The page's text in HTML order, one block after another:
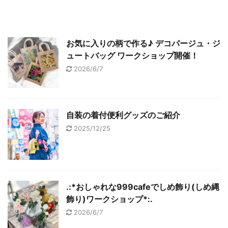
お気に入りの柄で作る♪ デコパージュ・ジ
ュートバッグ ワークショップ開催！
2026/6/7
自装の着付便利グッズのご紹介
2025/12/25
.:*おしゃれな999cafeでしめ飾り(しめ縄
飾り)ワークショップ*:.
2026/6/7